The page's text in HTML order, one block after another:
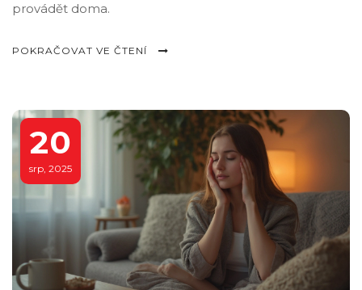
provádět doma.
POKRAČOVAT VE ČTENÍ
20
srp, 2025